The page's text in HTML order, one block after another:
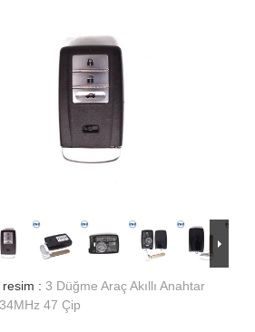
resim : 3 Düğme Araç Akıllı Anahtar
47 Çip